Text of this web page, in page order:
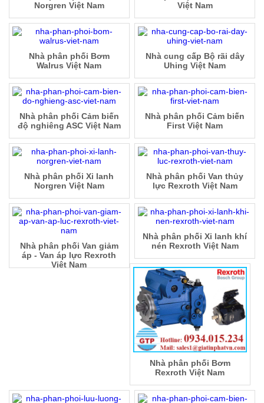
Norgren Việt Nam
Việt Nam
Nhà phân phối Bơm
Walrus Việt Nam
Nhà cung cấp Bộ rãi dây
Uhing Việt Nam
Nhà phân phối Cảm biến
độ nghiêng ASC Việt Nam
Nhà phân phối Cảm biến
First Việt Nam
Nhà phân phối Xi lanh
Norgren Việt Nam
Nhà phân phối Van thủy
lực Rexroth Việt Nam
Nhà phân phối Van giảm
áp - Van áp lực Rexroth
Việt Nam
Nhà phân phối Xi lanh khí
nén Rexroth Việt Nam
Nhà phân phối Bơm
Rexroth Việt Nam